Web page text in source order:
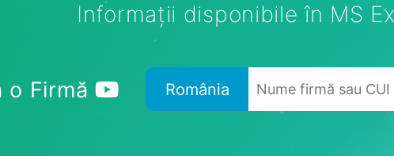
Informații disponibile în MS
o Firmă România